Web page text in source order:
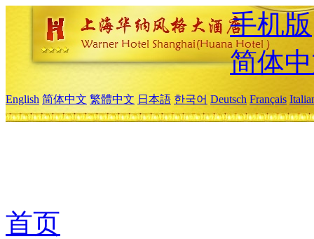
手机版
简体
English 简体中文 繁體中文 日本語 한국어 Deutsch Français
首页